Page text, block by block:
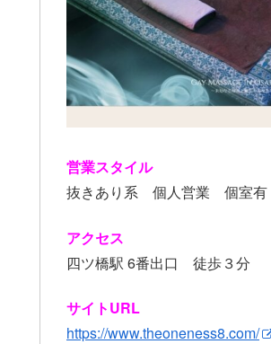
営業スタイル
抜きあり系 個人営業 個室有
アクセス
四ツ橋駅 6番出口 徒歩３分
サイトURL
https://www.theoneness8.com/